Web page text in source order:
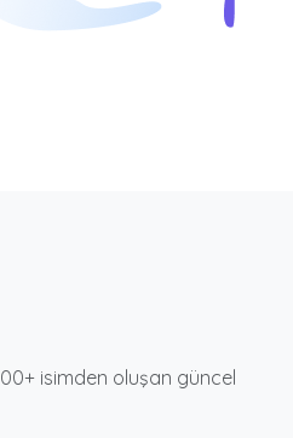
isimden oluşan güncel